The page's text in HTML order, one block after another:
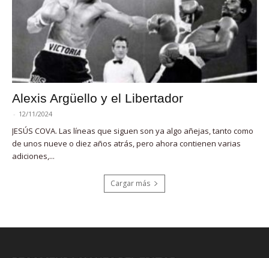
Alexis Argüello y el Libertador
- 12/11/2024
JESÚS COVA. Las líneas que siguen son ya algo añejas, tanto como
de unos nueve o diez años atrás, pero ahora contienen varias
adiciones,...
Cargar más